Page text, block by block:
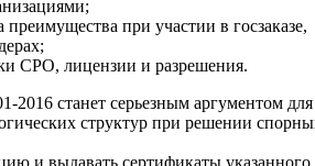
при участии в госзаказе,
СРО, лицензии и разрешения.
станет серьезным аргументом для
структур при решении